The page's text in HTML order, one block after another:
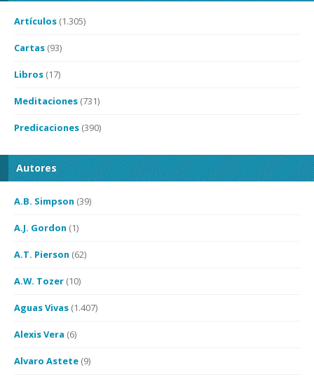
Artículos (1.305)
Cartas (93)
Libros (17)
Meditaciones (731)
Predicaciones (390)
Autores
A.B. Simpson (39)
A.J. Gordon (1)
A.T. Pierson (62)
A.W. Tozer (10)
Aguas Vivas (1.407)
Alexis Vera (6)
Alvaro Astete (9)